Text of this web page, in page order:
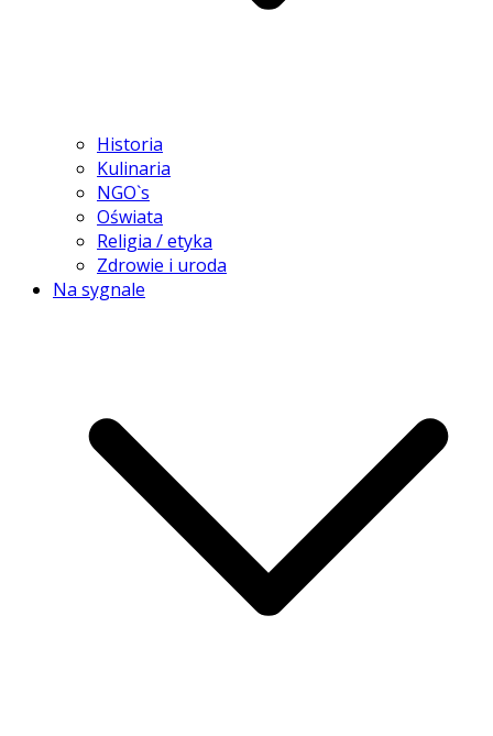
Historia
Kulinaria
NGO`s
Oświata
Religia / etyka
Zdrowie i uroda
Na sygnale